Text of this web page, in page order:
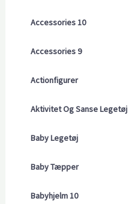
Accessories 10
Accessories 9
Actionfigurer
Aktivitet Og Sanse Legetøj
Baby Legetøj
Baby Tæpper
Babyhjelm 10